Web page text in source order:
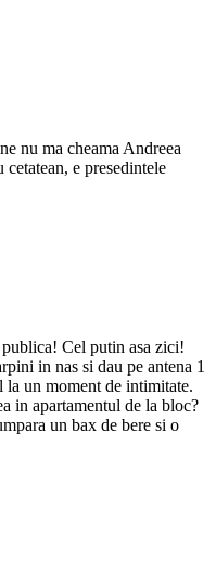
nu ma cheama Andreea
e presedintele
Cel putin asa zici!
in nas si dau pe antena 1
la un moment de intimitate.
in apartamentul de la bloc?
un bax de bere si o